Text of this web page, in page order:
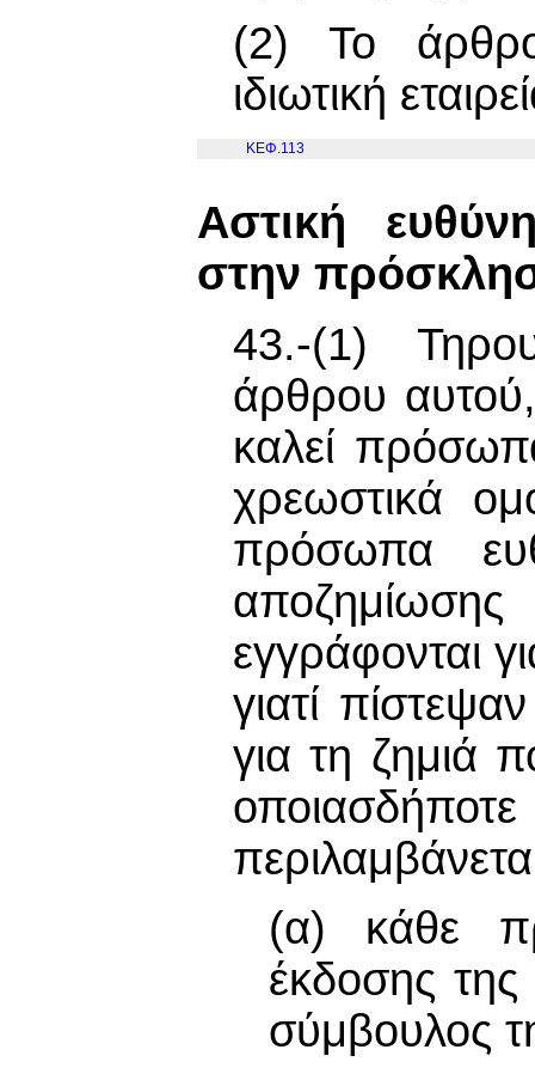
(2) Το
ιδιωτική
ΚΕΦ.113
Αστική
στην
43.-(1)
άρθρου
καλεί
χρεωστικά
πρόσωπα
εγγράφονται
γιατί
για τη ζημιά
(α) κάθε
έκδοσης
σύμβουλος